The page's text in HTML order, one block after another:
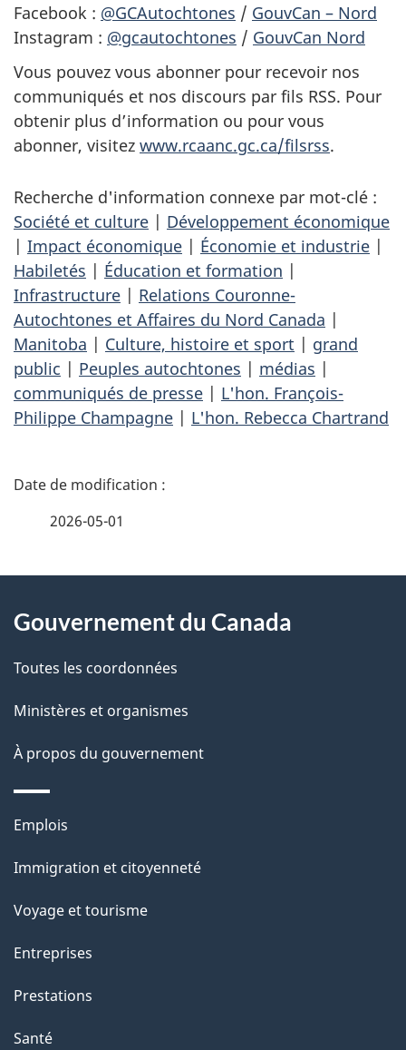
Facebook : @GCAutochtones / GouvCan – Nord
Instagram : @gcautochtones / GouvCan Nord
Vous pouvez vous abonner pour recevoir nos
communiqués et nos discours par fils RSS. Pour
obtenir plus d’information ou pour vous
abonner, visitez www.rcaanc.gc.ca/filsrss.
Recherche d'information connexe par mot-clé :
Société et culture | Développement économique
| Impact économique | Économie et industrie |
Habiletés | Éducation et formation |
Infrastructure | Relations Couronne-
Autochtones et Affaires du Nord Canada |
Manitoba | Culture, histoire et sport | grand
public | Peuples autochtones | médias |
communiqués de presse | L'hon. François-
Philippe Champagne | L'hon. Rebecca Chartrand
D
i
l
s
d
e
l
a
p
a
g
e
2026-05-01
propos
de
ce
site
Gouvernement du Canada
Toutes les coordonnées
Ministères et organismes
À propos du gouvernement
Thèmes
sujets
Emplois
Immigration et citoyenneté
Voyage et tourisme
Entreprises
Prestations
Santé